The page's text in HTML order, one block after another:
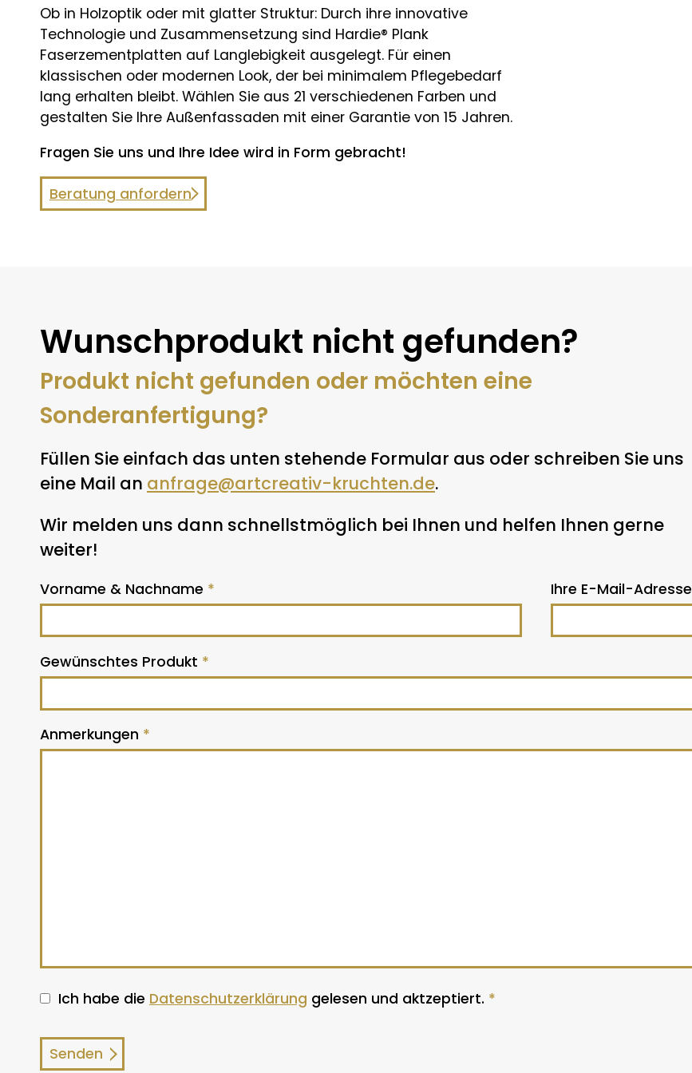
Ob in Holzoptik oder mit glatter Struktur: Durch ihre innovative
Technologie und Zusammensetzung sind Hardie® Plank
Faserzementplatten auf Langlebigkeit ausgelegt. Für einen
klassischen oder modernen Look, der bei minimalem Pflegebedarf
lang erhalten bleibt. Wählen Sie aus 21 verschiedenen Farben und
gestalten Sie Ihre Außenfassaden mit einer Garantie von 15 Jahren.
Fragen Sie uns und Ihre Idee wird in Form gebracht!
Beratung anfordern
Wunschprodukt nicht gefunden?
Produkt nicht gefunden oder möchten eine
Sonderanfertigung?
Füllen Sie einfach das unten stehende Formular aus oder schreiben Sie uns
eine Mail an anfrage@artcreativ-kruchten.de.
Wir melden uns dann schnellstmöglich bei Ihnen und helfen Ihnen gerne
weiter!
Vorname & Nachname * Ihre E-Mail-Adresse
Gewünschtes Produkt *
Anmerkungen *
Ich habe die Datenschutzerklärung gelesen und aktzeptiert. *